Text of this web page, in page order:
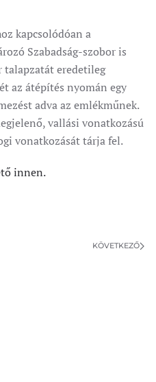
kapcsolódóan a
Szabadság-szobor is
talapzatát eredetileg
az átépítés nyomán egy
adva az emlékműnek.
vallási vonatkozású
vonatkozását tárja fel.
innen.
KÖVETKEZŐ